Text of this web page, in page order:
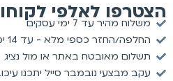
הצטרפו לאלפי
משלוח מהיר עד 7 ימי עסקים
החלפה/החזר כספי מלא - עד 14 ימים
תשלום מאובטח באתר או מול נציג
עקב מבצעי נובמבר סייל יתכנו